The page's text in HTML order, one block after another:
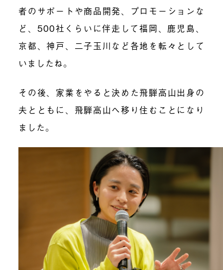
者のサポートや商品開発、プロモーションな
ど、500社くらいに伴走して福岡、鹿児島、
京都、神戸、二子玉川など各地を転々として
いましたね。
その後、家業をやると決めた飛騨高山出身の
夫とともに、飛騨高山へ移り住むことになり
ました。